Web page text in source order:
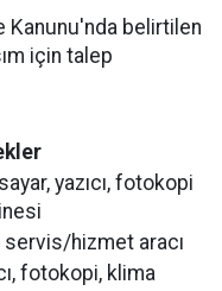
Kanunu'nda belirtilen
için talep
yazıcı, fotokopi
servis/hizmet aracı
fotokopi, klima